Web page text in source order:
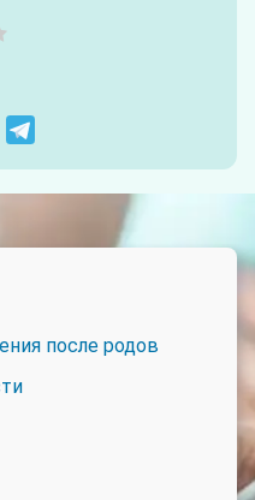
после родов